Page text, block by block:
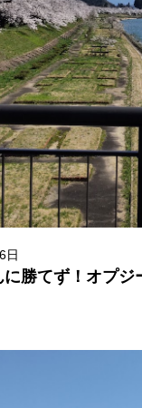
日
勝てず！オプジ